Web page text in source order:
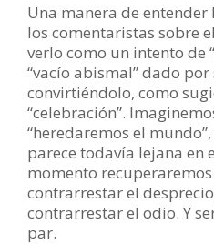
Una manera de
los comentaristas sobre
verlo como un intento de
“vacío abismal” dado
convirtiéndolo, como
“celebración”.
“heredaremos el
parece todavía lejana en
momento
contrarrestar el
contrarrestar el odio. Y
par.